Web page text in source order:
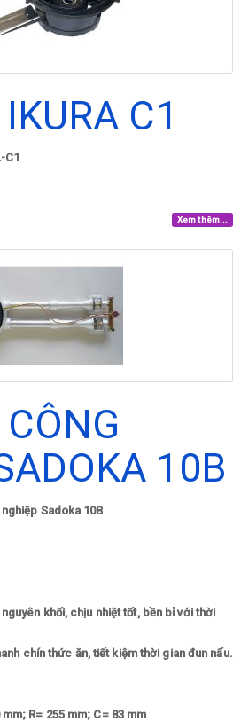
C1
C1
Xem thêm...
10B
Sadoka 10B
khối, chịu nhiệt tốt, bền bỉ với thời
chín thức ăn, tiết kiệm thời gian đun nấu.
R= 255 mm; C= 83 mm